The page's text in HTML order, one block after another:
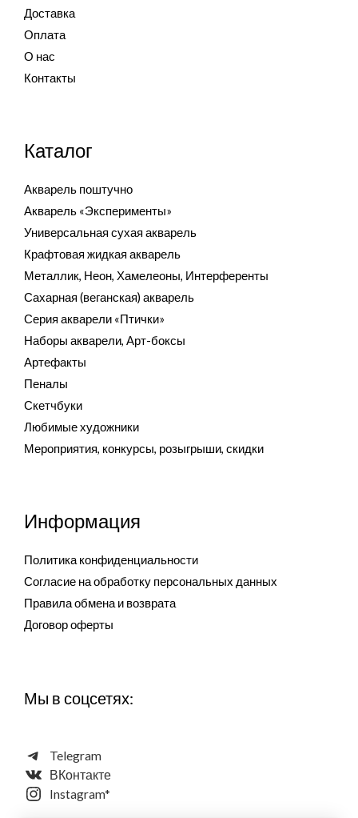
Доставка
Оплата
О нас
Контакты
Каталог
Акварель поштучно
Акварель «Эксперименты»
Универсальная сухая акварель
Крафтовая жидкая акварель
Металлик, Неон, Хамелеоны, Интерференты
Сахарная (веганская) акварель
Серия акварели «Птички»
Наборы акварели, Арт-боксы
Артефакты
Пеналы
Скетчбуки
Любимые художники
Мероприятия, конкурсы, розыгрыши, скидки
Информация
Политика конфиденциальности
Согласие на обработку персональных данных
Правила обмена и возврата
Договор оферты
Мы в соцсетях:
Telegram
ВКонтакте
Instagram*